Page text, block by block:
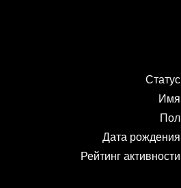
Статус
Имя
Пол
Дата рождения
Рейтинг активности